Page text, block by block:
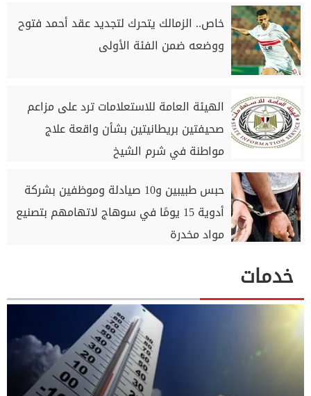
خاص.. الزمالك يتحرك لتجديد عقد أحمد فتوح
ووضعه ضمن الفئة الأولى
الهيئة العامة للاستعلامات ترد على مزاعم
صحيفتين بريطانيتين بشأن واقعة علاج
مواطنة في شرم الشيخ
حبس طبيبين و10 صيادلة وموظفين بشركة
أدوية 15 يومًا في سوهاج لاتهامهم بتصنيع
مواد مخدرة
خدمات